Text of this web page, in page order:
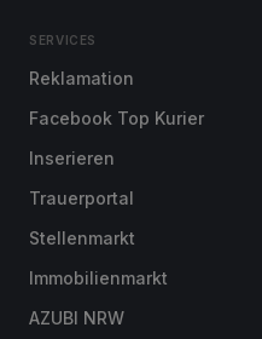
SERVICES
Reklamation
Facebook Top Kurier
Inserieren
Trauerportal
Stellenmarkt
Immobilienmarkt
AZUBI NRW